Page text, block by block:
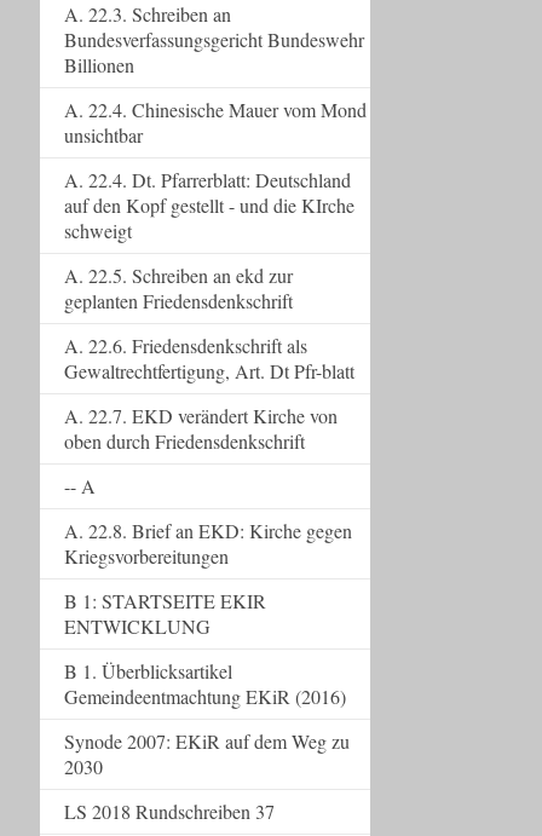
A. 22.3. Schreiben an
Bundesverfassungsgericht Bundeswehr
Billionen
A. 22.4. Chinesische Mauer vom Mond
unsichtbar
A. 22.4. Dt. Pfarrerblatt: Deutschland
auf den Kopf gestellt - und die KIrche
schweigt
A. 22.5. Schreiben an ekd zur
geplanten Friedensdenkschrift
A. 22.6. Friedensdenkschrift als
Gewaltrechtfertigung, Art. Dt Pfr-blatt
A. 22.7. EKD verändert Kirche von
oben durch Friedensdenkschrift
-- A
A. 22.8. Brief an EKD: Kirche gegen
Kriegsvorbereitungen
B 1: STARTSEITE EKIR
ENTWICKLUNG
B 1. Überblicksartikel
Gemeindeentmachtung EKiR (2016)
Synode 2007: EKiR auf dem Weg zu
2030
LS 2018 Rundschreiben 37